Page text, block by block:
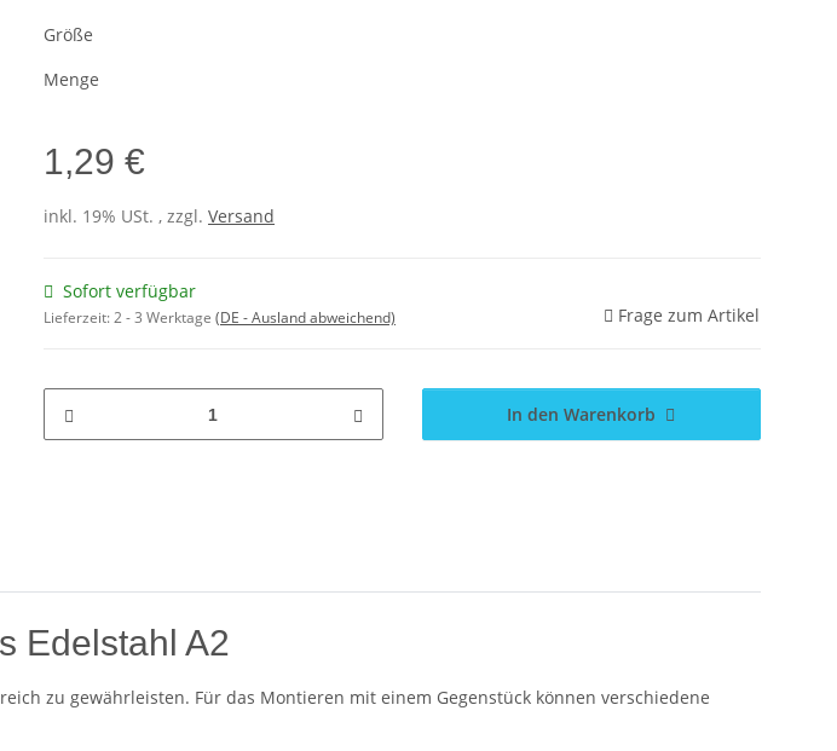
Größe
Menge
1,29 €
inkl. 19% USt. , zzgl. Versand
Sofort verfügbar
Lieferzeit:2 - 3 Werktage (DE - Ausland abweichend) Frage zum Artikel
In den Warenkorb
Edelstahl A2
zu gewährleisten. Für das Montieren mit einem Gegenstück können verschiedene